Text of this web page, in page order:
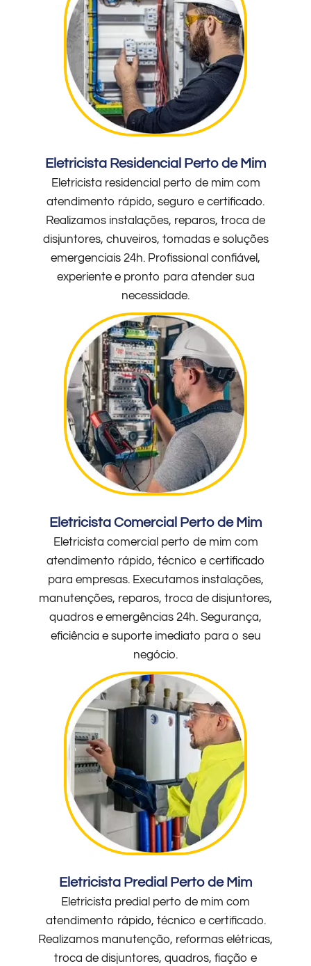
Eletricista Residencial Perto de Mim
Eletricista residencial perto de mim com
atendimento rápido, seguro e certificado.
Realizamos instalações, reparos, troca de
disjuntores, chuveiros, tomadas e soluções
emergenciais 24h. Profissional confiável,
experiente e pronto para atender sua
necessidade.
Eletricista Comercial Perto de Mim
Eletricista comercial perto de mim com
atendimento rápido, técnico e certificado
para empresas. Executamos instalações,
manutenções, reparos, troca de disjuntores,
quadros e emergências 24h. Segurança,
eficiência e suporte imediato para o seu
negócio.
Eletricista Predial Perto de Mim
Eletricista predial perto de mim com
atendimento rápido, técnico e certificado.
Realizamos manutenção, reformas elétricas,
troca de disjuntores, quadros, fiação e